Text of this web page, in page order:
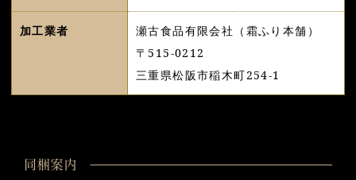
加工業者
瀬古食品有限会社（霜ふり本舗）
〒515-0212
三重県松阪市稲木町254-1